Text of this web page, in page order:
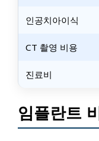
인공치아이식
CT 촬영 비용
진료비
임플란트